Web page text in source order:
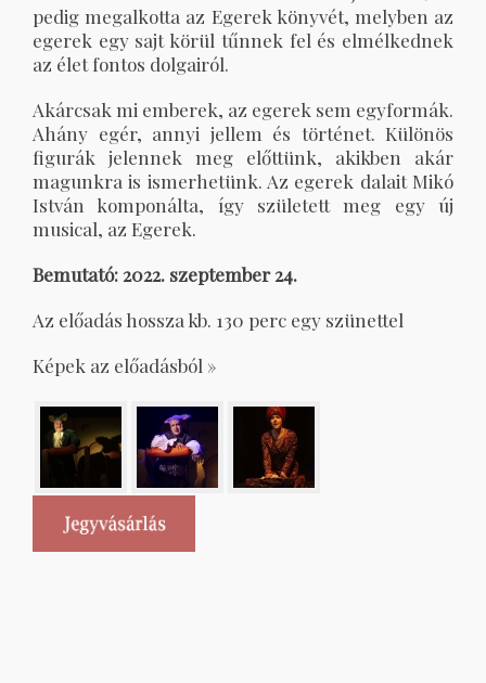
pedig megalkotta az Egerek könyvét, melyben az
egerek egy sajt körül tűnnek fel és elmélkednek
az élet fontos dolgairól.
Akárcsak mi emberek, az egerek sem egyformák.
Ahány egér, annyi jellem és történet. Különös
figurák jelennek meg előttünk, akikben akár
magunkra is ismerhetünk. Az egerek dalait Mikó
István komponálta, így született meg egy új
musical, az Egerek.
Bemutató: 2022. szeptember 24.
Az előadás hossza kb. 130 perc egy szünettel
Képek az előadásból »